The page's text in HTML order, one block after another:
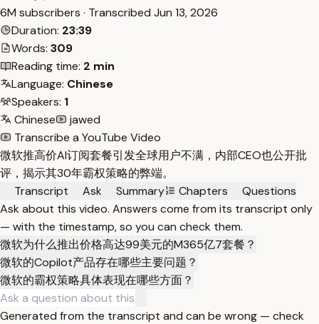
6M subscribers · Transcribed Jun 13, 2026
Duration: 23:39
Words: 309
Reading time: 2 min
Language: Chinese
Speakers: 1
Chinese
jawed
Transcribe a YouTube Video
微软推高价AI订阅套餐引发全球用户不满，内部CEO也公开批
评，揭示其30年霸权策略的弊端。
Transcript
Ask Summary Chapters
Questions
Ask about this video. Answers come from its transcript only
— with the timestamp, so you can check them.
微软为什么推出价格高达99美元的M365亿7套餐？
微软的Copilot产品存在哪些主要问题？
微软的霸权策略具体表现在哪些方面？
Generated from the transcript and can be wrong — check